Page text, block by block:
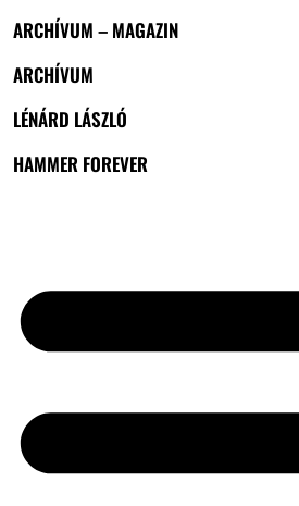
ARCHÍVUM – MAGAZIN
ARCHÍVUM
LÉNÁRD LÁSZLÓ
HAMMER FOREVER